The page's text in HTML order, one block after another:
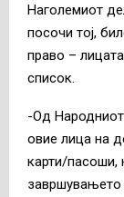
Наголемиот
посочи тој,
право –
список.
-Од Народниот
овие лица на
карти/пасоши,
завршувањето